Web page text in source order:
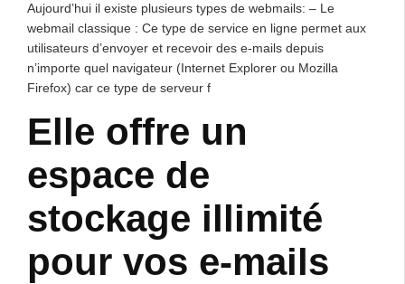
Aujourd’hui il existe plusieurs types de webmails: – Le
webmail classique : Ce type de service en ligne permet aux
utilisateurs d’envoyer et recevoir des e-mails depuis
n’importe quel navigateur (Internet Explorer ou Mozilla
Firefox) car ce type de serveur f
Elle offre un
espace de
stockage illimité
pour vos e-mails